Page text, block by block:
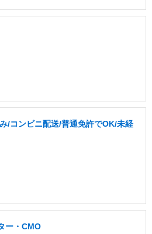
/コンビニ配送/普通免許でOK/未経
ー・CMO